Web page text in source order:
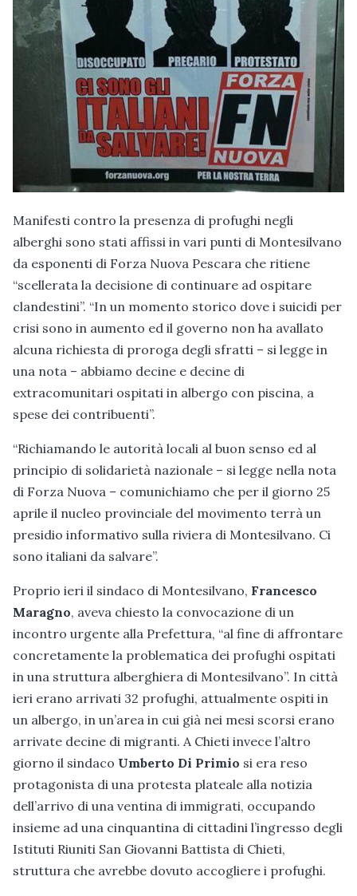
Manifesti contro la presenza di profughi negli
alberghi sono stati affissi in vari punti di Montesilvano
da esponenti di Forza Nuova Pescara che ritiene
“scellerata la decisione di continuare ad ospitare
clandestini”. “In un momento storico dove i suicidi per
crisi sono in aumento ed il governo non ha avallato
alcuna richiesta di proroga degli sfratti – si legge in
una nota – abbiamo decine e decine di
extracomunitari ospitati in albergo con piscina, a
spese dei contribuenti”.
“Richiamando le autorità locali al buon senso ed al
principio di solidarietà nazionale – si legge nella nota
di Forza Nuova – comunichiamo che per il giorno 25
aprile il nucleo provinciale del movimento terrà un
presidio informativo sulla riviera di Montesilvano. Ci
sono italiani da salvare”.
Proprio ieri il sindaco di Montesilvano, Francesco
Maragno, aveva chiesto la convocazione di un
incontro urgente alla Prefettura, “al fine di affrontare
concretamente la problematica dei profughi ospitati
in una struttura alberghiera di Montesilvano”. In città
ieri erano arrivati 32 profughi, attualmente ospiti in
un albergo, in un’area in cui già nei mesi scorsi erano
arrivate decine di migranti. A Chieti invece l’altro
giorno il sindaco Umberto Di Primio si era reso
protagonista di una protesta plateale alla notizia
dell’arrivo di una ventina di immigrati, occupando
insieme ad una cinquantina di cittadini l’ingresso degli
Istituti Riuniti San Giovanni Battista di Chieti,
struttura che avrebbe dovuto accogliere i profughi.